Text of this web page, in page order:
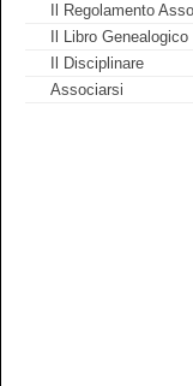
Il Regolamento
Il Libro Genealogico
Il Disciplinare
Associarsi